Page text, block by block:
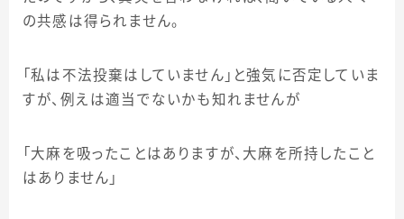
の共感は得られません。
「私は不法投棄はしていません」と強気に否定していま
すが、例えは適当でないかも知れませんが
「大麻を吸ったことはありますが、大麻を所持したこと
はありません」